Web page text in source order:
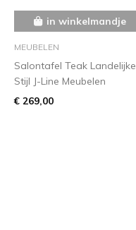
in winkelmandje
MEUBELEN
Salontafel Teak Landelijke
Stijl J-Line Meubelen
€ 269,00